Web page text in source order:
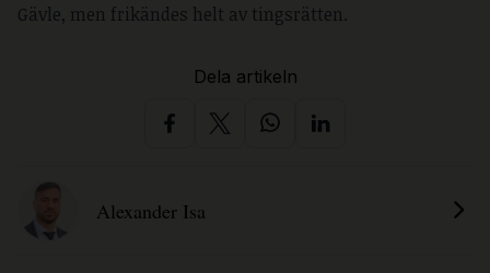
Gävle, men frikändes helt av tingsrätten.
Dela artikeln
Alexander Isa